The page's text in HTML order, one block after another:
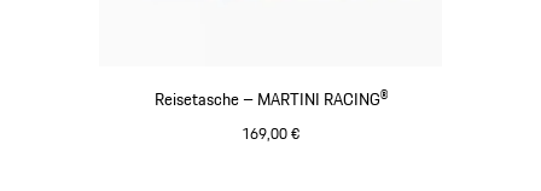
Reisetasche – MARTINI RACING®
169,00 €